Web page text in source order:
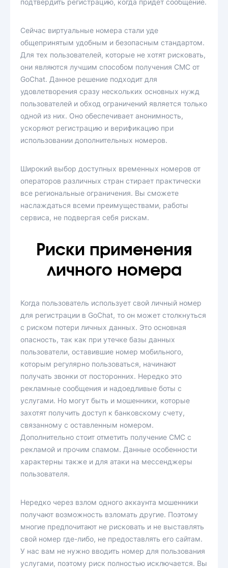
подтвердить регистрацию, когда придет сообщение.
Сейчас виртуальные номера стали уде
общепринятым удобным и безопасным стандартом.
Для тех пользователей, которые не хотят рисковать,
они являются лучшим способом получения СМС от
GoChat. Данное решение подходит для
удовлетворения сразу нескольких основных нужд
пользователей и обход ограничений является только
одной из них. Оно обеспечивает анонимность,
ускоряют регистрацию и верификацию при
использовании дополнительных номеров.
Широкий выбор доступных временных номеров от
операторов различных стран стирает практически
все региональные ограничения. Вы сможете
наслаждаться всеми преимуществами, работы
сервиса, не подвергая себя рискам.
Риски применения
личного номера
Когда пользователь использует свой личный номер
для регистрации в GoChat, то он может столкнуться
с риском потери личных данных. Это основная
опасность, так как при утечке базы данных
пользователи, оставившие номер мобильного,
которым регулярно пользоваться, начинают
получать звонки от посторонних. Нередко это
рекламные сообщения и надоедливые боты с
услугами. Но могут быть и мошенники, которые
захотят получить доступ к банковскому счету,
связанному с оставленным номером.
Дополнительно стоит отметить получение СМС с
рекламой и прочим спамом. Данные особенности
характерны также и для атаки на мессенджеры
пользователя.
Нередко через взлом одного аккаунта мошенники
получают возможность взломать другие. Поэтому
многие предпочитают не рисковать и не выставлять
свой номер где-либо, не предоставлять его сайтам.
У нас вам не нужно вводить номер для пользования
услугами, поэтому риск полностью исключается. Вы